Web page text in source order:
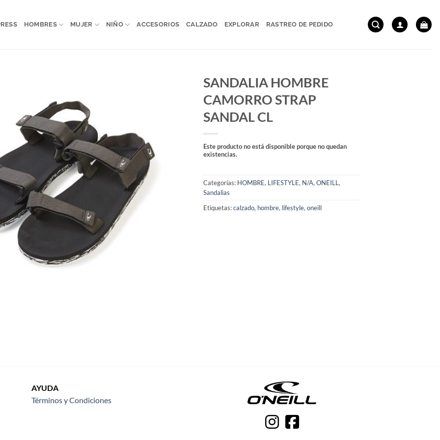
HOMBRES MUJER NIÑO ACCESORIOS CALZADO EXPLORAR RASTREO DE PEDIDO
SANDALIA HOMBRE
CAMORRO STRAP
SANDAL CL
Este producto no está disponible porque no quedan
existencias.
Categorías: HOMBRE, LIFESTYLE, N/A, ONEILL ,
Sandalias
Etiquetas:calzado, hombre, lifestyle, oneill
AYUDA
Términos y Condiciones